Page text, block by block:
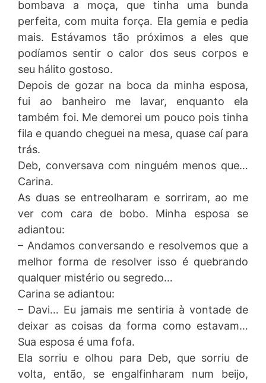
bombava a moça, que tinha uma bunda
perfeita, com muita força. Ela gemia e pedia
mais. Estávamos tão próximos a eles que
podíamos sentir o calor dos seus corpos e
seu hálito gostoso.
Depois de gozar na boca da minha esposa,
fui ao banheiro me lavar, enquanto ela
também foi. Me demorei um pouco pois tinha
fila e quando cheguei na mesa, quase caí para
trás.
Deb, conversava com ninguém menos que…
Carina.
As duas se entreolharam e sorriram, ao me
ver com cara de bobo. Minha esposa se
adiantou:
– Andamos conversando e resolvemos que a
melhor forma de resolver isso é quebrando
qualquer mistério ou segredo…
Carina se adiantou:
– Davi… Eu jamais me sentiria à vontade de
deixar as coisas da forma como estavam…
Sua esposa é uma fofa.
Ela sorriu e olhou para Deb, que sorriu de
volta, então, se engalfinharam num beijo,